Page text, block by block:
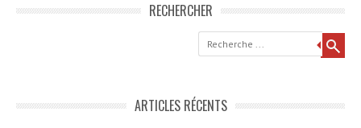
RECHERCHER
Recherche
ARTICLES RÉCENTS